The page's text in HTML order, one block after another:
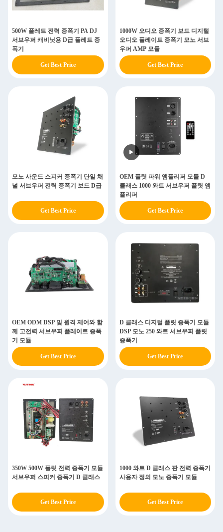
500W 플레트 전력 증폭기 PA DJ
서브우퍼 캐비닛용 D급 플레트 증
폭기
Get Best Price
1000W 오디오 증폭기 보드 디지털
오디오 플레이트 증폭기 모노 서브
우퍼 AMP 모듈
Get Best Price
모노 사운드 스피커 증폭기 단일 채
널 서브우퍼 전력 증폭기 보드 D급
Get Best Price
OEM 플릿 파워 앰플리퍼 모듈 D
클래스 1000 와트 서브우퍼 플릿 앰
플리퍼
Get Best Price
OEM ODM DSP 및 원격 제어와 함
께 고전력 서브우퍼 플레이트 증폭
기 모듈
Get Best Price
D 클래스 디지털 플릿 증폭기 모듈
DSP 모노 250 와트 서브우퍼 플릿
증폭기
Get Best Price
350W 500W 플릿 전력 증폭기 모듈
서브우퍼 스피커 증폭기 D 클래스
Get Best Price
1000 와트 D 클래스 판 전력 증폭기
사용자 정의 모노 증폭기 모듈
Get Best Price